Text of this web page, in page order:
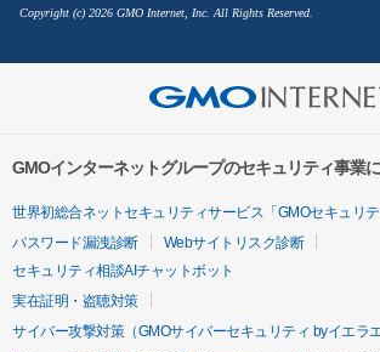
Copyright (c) 2026 GMO Internet, Inc. All Rights Reserved.
GMOインターネットグループのセキュリティ事業
世界初総合ネットセキュリティサービス「GMOセキュリテ
パスワード漏洩診断
Webサイトリスク診断
セキュリティ相談AIチャットボット
実在証明・盗聴対策
サイバー攻撃対策（GMOサイバーセキュリティ byイエラエ